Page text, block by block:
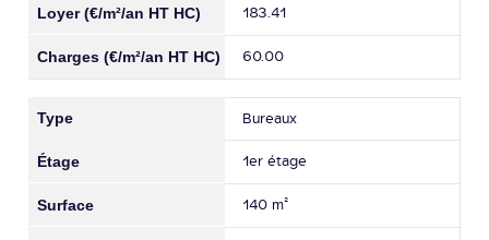
183.41
60.00
Bureaux
1er étage
140 m²